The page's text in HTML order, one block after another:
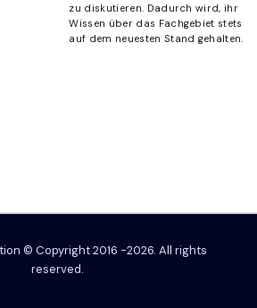
zu diskutieren. Dadurch wird, ihr
Wissen über das Fachgebiet stets
auf dem neuesten Stand gehalten
© Copyright 2016 -2026. All rights
reserved.